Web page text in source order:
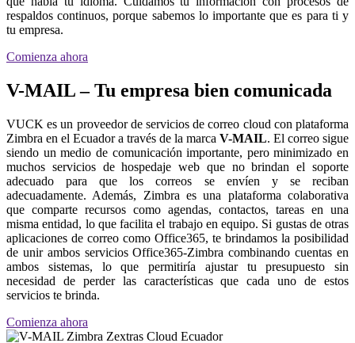
respaldos continuos, porque sabemos lo importante que es para ti y
tu empresa.
Comienza ahora
V-MAIL – Tu empresa bien comunicada
VUCK es un proveedor de servicios de correo cloud con plataforma
Zimbra en el Ecuador a través de la marca V-MAIL. El correo sigue
siendo un medio de comunicación importante, pero minimizado en
muchos servicios de hospedaje web que no brindan el soporte
adecuado para que los correos se envíen y se reciban
adecuadamente. Además, Zimbra es una plataforma colaborativa
que comparte recursos como agendas, contactos, tareas en una
misma entidad, lo que facilita el trabajo en equipo. Si gustas de otras
aplicaciones de correo como Office365, te brindamos la posibilidad
de unir ambos servicios Office365-Zimbra combinando cuentas en
ambos sistemas, lo que permitiría ajustar tu presupuesto sin
necesidad de perder las características que cada uno de estos
servicios te brinda.
Comienza ahora